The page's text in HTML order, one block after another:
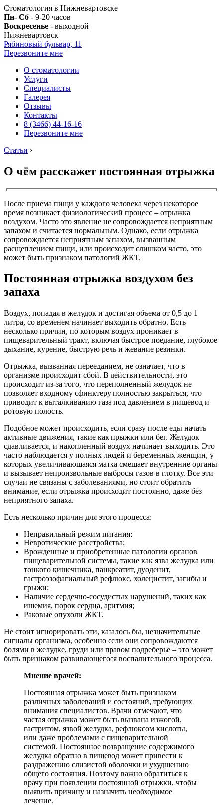
Стоматология в Нижневартовске
Пн- Сб - 9-20 часов
Воскресенье - выходной
Нижневартовск
Рябиновый бульвар, 11
Перезвоните мне
О стоматологии
Услуги
Специалисты
Галерея
Отзывы
Контакты
8 (3466) 44-16-16
Перезвоните мне
Статьи ›
О чём расскажет постоянная отрыжка
После приема пищи у каждого человека через некоторое
время возникает физиологический процесс – отрыжка
воздухом. Часто это явление не сопровождается неприятным
запахом и считается нормальным. Однако, если отрыжка
сопровождается неприятным запахом, вызванным
расщеплением пищи, или происходит слишком часто, это
может быть признаком патологий ЖКТ.
Постоянная отрыжка воздухом без
запаха
Воздух, попадая в желудок и достигая объема от 0,5 до 1
литра, со временем начинает выходить обратно. Есть
несколько причин, по которым воздух проникает в
пищеварительный тракт, включая быстрое поедание, глубокое
дыхание, курение, быструю речь и жевание резинки.
Отрыжка, вызванная перееданием, не означает, что в
организме происходит сбой. В действительности, это
происходит из-за того, что переполненный желудок не
позволяет входному сфинктеру полностью закрыться, что
приводит к выталкиванию газа под давлением в пищевод и
ротовую полость.
Подобное может происходить, если сразу после еды начать
активные движения, такие как прыжки или бег. Желудок
сдавливается, и накопленный воздух начинает выходить. Это
часто наблюдается у полных людей и беременных женщин, у
которых увеличивающаяся матка смещает внутренние органы
и вызывает непроизвольные выбросы газов в глотку. Все эти
случаи не связаны с заболеваниями, но стоит обратить
внимание, если отрыжка происходит постоянно, даже без
неприятного запаха.
Есть несколько причин для этого процесса:
Неправильный режим питания;
Невротические расстройства;
Врожденные и приобретенные патологии органов
пищеварительной системы, такие как язва желудка или
тонкого кишечника, панкреатит, дуоденит,
гастроэзофагиальный рефлюкс, холецистит, загибы и
грыжи;
Наличие сердечно-сосудистых нарушений, таких как
ишемия, порок сердца, аритмия;
Раковые опухоли ЖКТ.
Не стоит игнорировать эти, казалось бы, незначительные
сигналы организма, особенно если они сопровождаются
болями в желудке, груди или правом подреберье – это может
быть признаком развивающегося воспалительного процесса.
Мнение врачей:
Постоянная отрыжка может быть признаком
различных заболеваний и состояний, требующих
внимания специалистов. Врачи отмечают, что
частая отрыжка может быть вызвана изжогой,
гастритом, язвой желудка, рефлюксом кислоты,
или даже проблемами с пищеварительной
системой. Постоянное возвращение содержимого
желудка обратно в пищевод может привести к
раздражению слизистой оболочки и ухудшению
общего состояния. Поэтому важно обратиться к
врачу при появлении постоянной отрыжки, чтобы
выявить причину и назначить необходимое
лечение.